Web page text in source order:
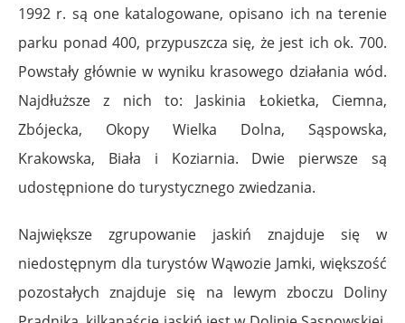
1992 r. są one katalogowane, opisano ich na terenie
parku ponad 400, przypuszcza się, że jest ich ok. 700.
Powstały głównie w wyniku krasowego działania wód.
Najdłuższe z nich to: Jaskinia Łokietka, Ciemna,
Zbójecka, Okopy Wielka Dolna, Sąspowska,
Krakowska, Biała i Koziarnia. Dwie pierwsze są
udostępnione do turystycznego zwiedzania.
Największe zgrupowanie jaskiń znajduje się w
niedostępnym dla turystów Wąwozie Jamki, większość
pozostałych znajduje się na lewym zboczu Doliny